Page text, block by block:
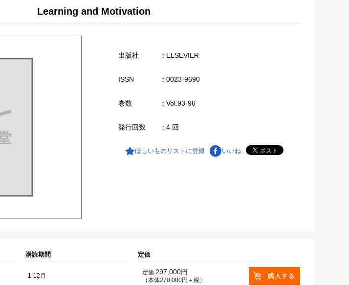
Learning and Motivation
出版社 : ELSEVIER
ISSN : 0023-9690
巻数 : Vol.93-96
発行回数 : 4 回
ほしいものリストに登録 いいね
購読期間 定価
1-12月 定価 297,000円
（本体270,000円＋税）